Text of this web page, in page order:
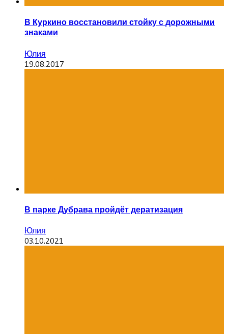
В Куркино восстановили стойку с дорожными
знаками
Юлия
19.08.2017
В парке Дубрава пройдёт дератизация
Юлия
03.10.2021